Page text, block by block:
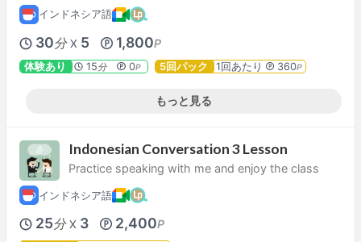
インドネシア語
30分 X 5 1,800P
体験あり 15分 0P 5回パック 1回あたり 360P
もっと見る
Indonesian Conversation 3 Lesson
Practice speaking with me and enjoy the class
インドネシア語
25分 X 3 2,400P